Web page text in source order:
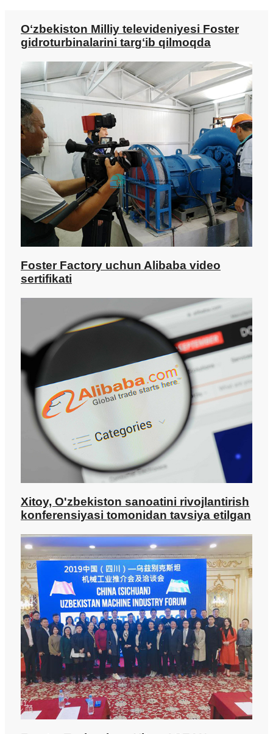
Oʻzbekiston Milliy televideniyesi Foster
gidroturbinalarini targʻib qilmoqda
Foster Factory uchun Alibaba video
sertifikati
Xitoy, O'zbekiston sanoatini rivojlantirish
konferensiyasi tomonidan tavsiya etilgan